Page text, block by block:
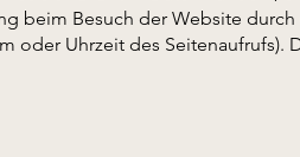
beim Besuch der Website durch
oder Uhrzeit des Seitenaufrufs).